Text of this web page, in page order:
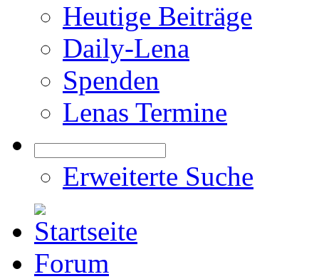
Heutige Beiträge
Daily-Lena
Spenden
Lenas Termine
Erweiterte Suche
Forum